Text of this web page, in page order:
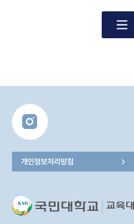
개인정보처리방침